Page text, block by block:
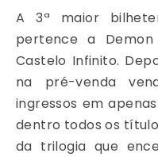
A 3ª maior bilheteria na história do Japão
pertence a Demon
Castelo Infinito.
na pré-venda
ingressos em
dentro todos os
da trilogia que